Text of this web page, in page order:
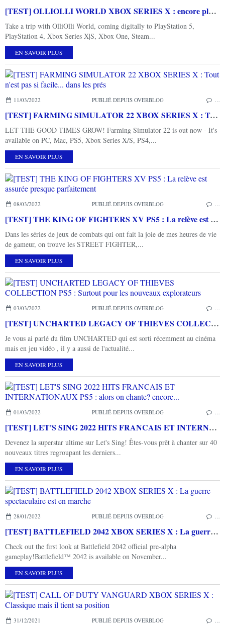
[TEST] OLLIOLLI WORLD XBOX SERIES X : encore plus cool et fun sur Radlandia!
Take a trip with OlliOlli World, coming digitally to PlayStation 5,
PlayStation 4, Xbox Series X|S, Xbox One, Steam...
EN SAVOIR PLUS
11/03/2022 PUBLIÉ DEPUIS OVERBLOG
[TEST] FARMING SIMULATOR 22 XBOX SERIES X : Tout n'est pas si facile... dans les prés
LET THE GOOD TIMES GROW! Farming Simulator 22 is out now - It's
available on PC, Mac, PS5, Xbox Series X/S, PS4,...
EN SAVOIR PLUS
08/03/2022 PUBLIÉ DEPUIS OVERBLOG
[TEST] THE KING OF FIGHTERS XV PS5 : La relève est assurée presque parfaitement
Dans les séries de jeux de combats qui ont fait la joie de mes heures de vie
de gameur, on trouve les STREET FIGHTER,...
EN SAVOIR PLUS
03/03/2022 PUBLIÉ DEPUIS OVERBLOG
[TEST] UNCHARTED LEGACY OF THIEVES COLLECTION PS5 : Surtout pour les nouveaux explorateurs
Je vous ai parlé du film UNCHARTED qui est sorti récemment au cinéma
mais en jeu vidéo , il y a aussi de l'actualité...
EN SAVOIR PLUS
01/03/2022 PUBLIÉ DEPUIS OVERBLOG
[TEST] LET'S SING 2022 HITS FRANCAIS ET INTERNATIONAUX PS5 : alors on chante? encore...
Devenez la superstar ultime sur Let's Sing! Êtes-vous prêt à chanter sur 40
nouveaux titres regroupant les derniers...
EN SAVOIR PLUS
28/01/2022 PUBLIÉ DEPUIS OVERBLOG
[TEST] BATTLEFIELD 2042 XBOX SERIES X : La guerre spectaculaire est en marche
Check out the first look at Battlefield 2042 official pre-alpha
gameplay!Battlefield™ 2042 is available on November...
EN SAVOIR PLUS
31/12/2021 PUBLIÉ DEPUIS OVERBLOG